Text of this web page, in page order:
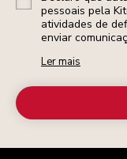
pessoais pela
atividades de
enviar
Ler mais